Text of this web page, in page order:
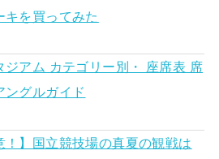
キを買ってみた
ジアム カテゴリー別・ 座席表 席
ングルガイド
！】国立競技場の真夏の観戦は